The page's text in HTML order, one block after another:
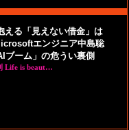
える「見えない借金」は
エンジニア中島聡
ブーム」の危うい裏側
Life is beaut…